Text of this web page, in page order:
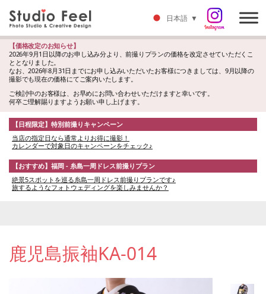
【価格改定のお知らせ】
2026年9月1日以降のお申し込み分より、前撮りプランの価格を改定させていただくこ
ととなりました。
なお、2026年8月31日までにお申し込みいただいたお客様につきましては、9月以降の
撮影でも現在の価格にてご案内いたします。
ご検討中のお客様は、お早めにお問い合わせいただけますと幸いです。
何卒ご理解賜りますようお願い申し上げます。
【日程限定】特別前撮りキャンペーン
当店の指定日なら通常よりお得に撮影！
カレンダーで対象日のキャンペーンをチェック♪
【おすすめ】福岡 - 糸島一周ドレス前撮りプラン
絶景5スポットを巡る糸島一周ドレス前撮りプランです♪
旅するようなフォトウェディングを楽しみませんか？
鹿児島振袖KA-014
日本語 ▼